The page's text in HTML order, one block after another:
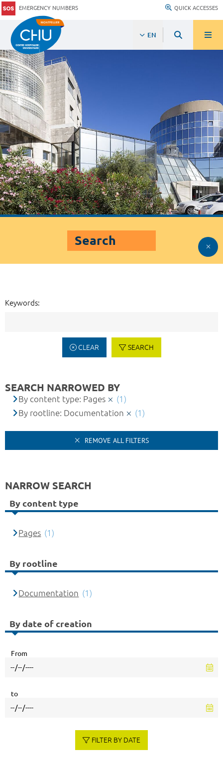
EMERGENCY NUMBERS QUICK ACCESSES
EN
Search
Keywords:
CLEAR SEARCH
SEARCH NARROWED BY
By content type: Pages
(1)
By rootline: Documentation
(1)
REMOVE ALL FILTERS
NARROW SEARCH
By content type
Pages (1)
By rootline
Documentation (1)
By date of creation
From
to
FILTER BY DATE